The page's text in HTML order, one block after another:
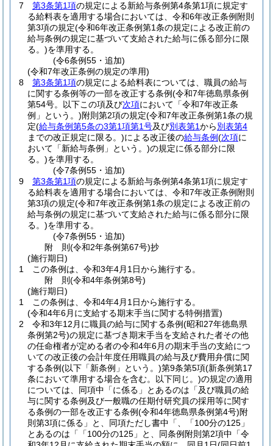
7
第3条第1項の規定による新給与条例第4条第1項に規定す
る給料表を適用する場合においては、令和6年改正条例附則
第3項の規定(令和6年改正条例第1条の規定による改正前の
給与条例の規定に基づいて支給された給与に係る部分に限
る。)を準用する。
(令6条例55・追加)
(令和7年改正条例の規定の準用)
8
第3条第1項の規定による給料表については、職員の給与
に関する条例等の一部を改正する条例(令和7年徳島県条例
第54号。以下この項及び次項において「令和7年改正条
例」という。)附則第2項の規定(令和7年改正条例第1条の規
定(給与条例第5条の3第1項第1号及び別表第1から別表第4
までの改正規定に限る。)による改正後の給与条例(次項に
おいて「新給与条例」という。)の規定に係る部分に限
る。)を準用する。
(令7条例55・追加)
9
第3条第1項の規定による新給与条例第4条第1項に規定す
る給料表を適用する場合においては、令和7年改正条例附則
第3項の規定(令和7年改正条例第1条の規定による改正前の
給与条例の規定に基づいて支給された給与に係る部分に限
る。)を準用する。
(令7条例55・追加)
附 則(令和2年条例第67号)抄
(施行期日)
1
この条例は、令和3年4月1日から施行する。
附 則(令和4年条例第8号)
(施行期日)
1
この条例は、令和4年4月1日から施行する。
(令和4年6月に支給する期末手当に関する特例措置)
2
令和3年12月に職員の給与に関する条例(昭和27年徳島県
条例第2号)の規定に基づき期末手当を支給された者その他
の任命権者が定める者の令和4年6月の期末手当の支給につ
いての改正後の会計年度任用職員の給与及び費用弁償に関
する条例(以下「新条例」という。)第9条第5項(新条例第17
条において準用する場合を含む。以下同じ。)の規定の適用
については、同項中「に係る」とあるのは「及び職員の給
与に関する条例及び一般職の任期付研究員の採用等に関す
る条例の一部を改正する条例(令和4年徳島県条例第4号)附
則第3項に係る」と、同項ただし書中「、「100分の125」
とあるのは「「100分の125」と、同条例附則第2項中「令